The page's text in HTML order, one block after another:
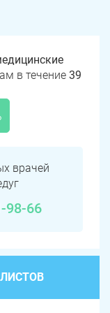
в течение 39
врачей
98-66